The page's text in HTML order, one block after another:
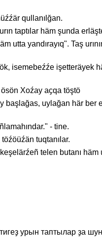
qullanılğan.
taptılar häm şunda
utta yandırayıq". Taş
isemebeźźe işetteräyek
Xoźay aҫqa töştö
başlağas, uylağan här ber
- tine.
tuqtanılar.
telen butanı häm
урын таптылар ҙа